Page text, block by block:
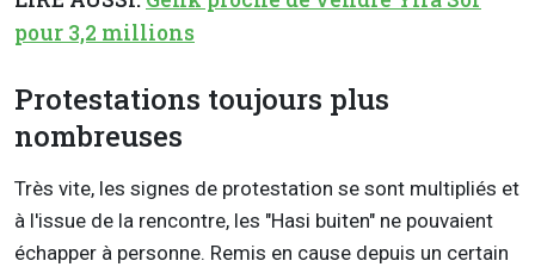
pour 3,2 millions
Protestations toujours plus
nombreuses
Très vite, les signes de protestation se sont multipliés et
à l'issue de la rencontre, les "Hasi buiten" ne pouvaient
échapper à personne. Remis en cause depuis un certain